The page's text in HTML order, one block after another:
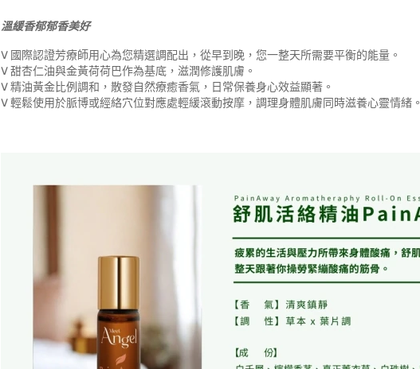
溫緩香郁郁香美好
V 國際認證芳療師用心為您精選調配出，從早到晚，您一整天所需要平衡的能量。
V 甜杏仁油與金黃荷荷巴作為基底，滋潤修護肌膚。
V 精油黃金比例調和，散發自然療癒香氣，日常保養身心效益顯著。
V 輕鬆使用於脈博或經絡穴位對應處輕緩滾動按摩，調理身體肌膚同時滋養心靈情緒。